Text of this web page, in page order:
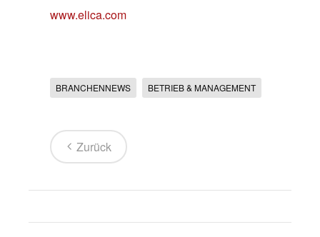
www.elica.com
BRANCHENNEWS BETRIEB & MANAGEMENT
Zurück